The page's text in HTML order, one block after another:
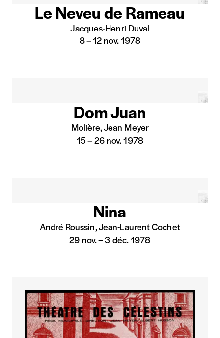
Le Neveu de Rameau
Jacques-Henri Duval
8–12 nov. 1978
Dom Juan
Molière, Jean Meyer
15–26 nov. 1978
Nina
André Roussin, Jean-Laurent Cochet
29 nov.–3 déc. 1978